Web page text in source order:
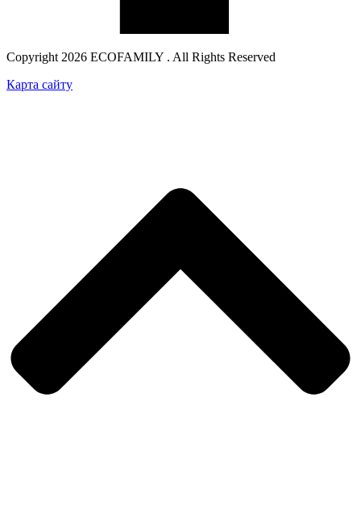
Copyright 2026 ECOFAMILY . All Rights Reserved
Карта сайту